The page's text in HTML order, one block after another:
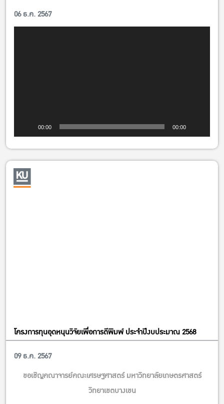
06 ธ.ค. 2567
00:00 00:00
โครงการทุนอุดหนุนวิจัยเพื่อการตีพิมพ์ ประจำปีงบประมาณ 2568
09 ธ.ค. 2567
ขอเชิญคณาจารย์คณะเศรษฐศาสตร์ มหาวิทยาลัยเกษตรศาสตร์
วิทยาเขตบางเขน